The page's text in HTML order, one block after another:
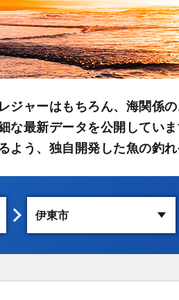
ジャーはもちろん、海関係
な最新データを公開してい
よう、独自開発した魚の釣